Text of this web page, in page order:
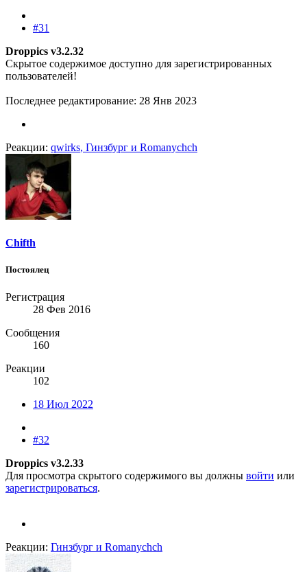
#31
Droppics v3.2.32
Скрытое содержимое доступно для зарегистрированных
пользователей!
Последнее редактирование: 28 Янв 2023
Реакции: qwirks, Гинзбург и Romanychch
Chifth
Постоялец
Регистрация
28 Фев 2016
Сообщения
160
Реакции
102
18 Июл 2022
#32
Droppics v3.2.33
Для просмотра скрытого содержимого вы должны войти или
зарегистрироваться.
Реакции: Гинзбург и Romanychch